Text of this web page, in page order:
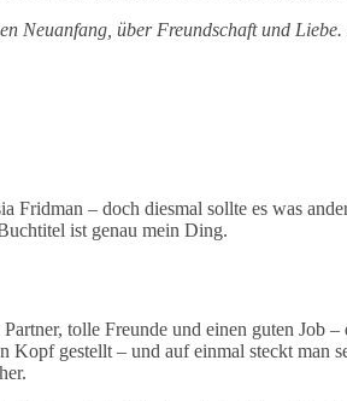
Neuanfang, über Freundschaft und
Fridman – doch diesmal sollte es was
ist genau mein Ding.
tolle Freunde und einen guten Job
Kopf gestellt – und auf einmal steckt man